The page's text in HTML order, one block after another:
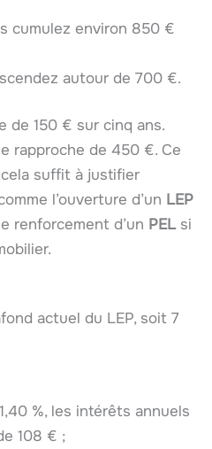
cumulez environ 850 €
autour de 700 €.
de 150 € sur cinq ans.
rapproche de 450 €. Ce
cela suffit à justifier
l’ouverture d’un LEP
renforcement d’un PELsi
actuel du LEP, soit 7
%, les intérêts annuels
108 € ;